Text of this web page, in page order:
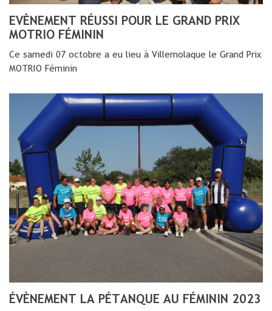
EVÈNEMENT RÉUSSI POUR LE GRAND PRIX
MOTRIO FÉMININ
Ce samedi 07 octobre a eu lieu à Villemolaque le Grand Prix
MOTRIO Féminin
ÉVÈNEMENT LA PÉTANQUE AU FÉMININ 2023